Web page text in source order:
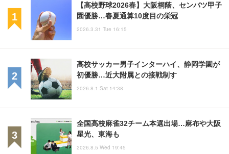
【高校野球2026春】大阪桐蔭、センバツ甲子
園優勝…春夏通算10度目の栄冠
2026.3.31 Tue 16:15
高校サッカー男子インターハイ、静岡学園が
初優勝…近大附属との接戦制す
2026.8.1 Sat 14:38
全国高校麻雀32チーム本選出場…麻布や大阪
星光、東海も
2026.8.5 Wed 19:45